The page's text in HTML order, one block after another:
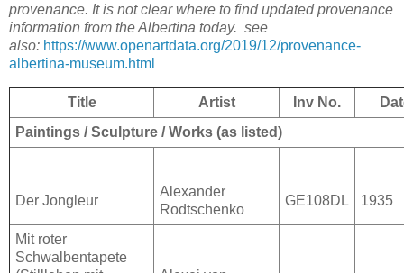
provenance. It is not clear where to find updated provenance
information from the Albertina today. see
also: https://www.openartdata.org/2019/12/provenance-
albertina-museum.html
Title Artist Inv No.
Paintings / Sculpture / Works (as listed)
Der Jongleur
Alexander
Rodtschenko
GE108DL 1935
Mit roter
Schwalbentapete